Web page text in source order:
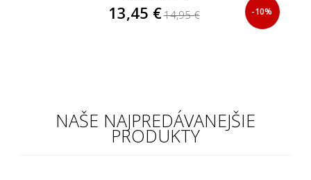
13,45 €14,95 € -10%
NAŠE NAJPREDÁVANEJŠIE
PRODUKTY